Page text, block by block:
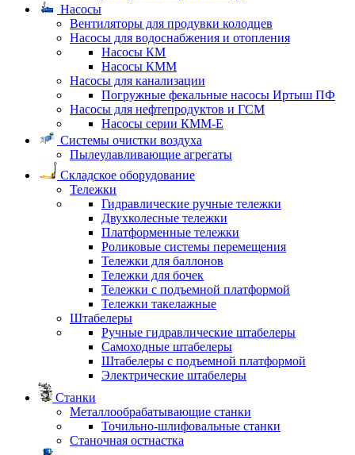
Насосы
Вентиляторы для продувки колодцев
Насосы для водоснабжения и отопления
Насосы КМ
Насосы КММ
Насосы для канализации
Погружные фекальные насосы Иртыш ПФ
Насосы для нефтепродуктов и ГСМ
Насосы серии КММ-Е
Системы очистки воздуха
Пылеулавливающие агрегаты
Складское оборудование
Тележки
Гидравлические ручные тележки
Двухколесные тележки
Платформенные тележки
Роликовые системы перемещения
Тележки для баллонов
Тележки для бочек
Тележки с подъемной платформой
Тележки такелажные
Штабелеры
Ручные гидравлические штабелеры
Самоходные штабелеры
Штабелеры с подъемной платформой
Электрические штабелеры
Станки
Металлообрабатывающие станки
Точильно-шлифовальные станки
Станочная остнастка